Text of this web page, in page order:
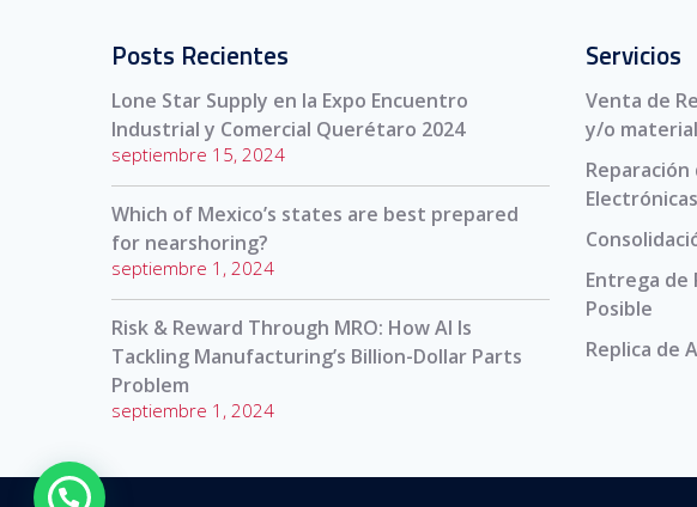
Posts Recientes
Lone Star Supply en la Expo Encuentro
Industrial y Comercial Querétaro 2024
septiembre 15, 2024
Which of Mexico’s states are best prepared
for nearshoring?
septiembre 1, 2024
Risk & Reward Through MRO: How AI Is
Tackling Manufacturing’s Billion-Dollar Parts
Problem
septiembre 1, 2024
Servicios
Venta de
y/o
Electrónicas
Entrega de
Posible
Replica de